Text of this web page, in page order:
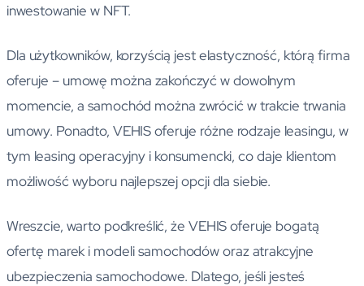
inwestowanie w NFT.
Dla użytkowników, korzyścią jest elastyczność, którą firma
oferuje – umowę można zakończyć w dowolnym
momencie, a samochód można zwrócić w trakcie trwania
umowy. Ponadto, VEHIS oferuje różne rodzaje leasingu, w
tym leasing operacyjny i konsumencki, co daje klientom
możliwość wyboru najlepszej opcji dla siebie.
Wreszcie, warto podkreślić, że VEHIS oferuje bogatą
ofertę marek i modeli samochodów oraz atrakcyjne
ubezpieczenia samochodowe. Dlatego, jeśli jesteś